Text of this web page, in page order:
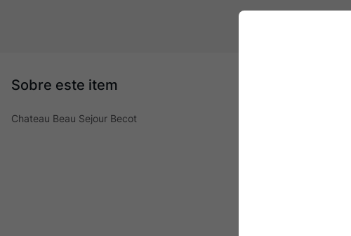
Chateau Beau Sejour Becot